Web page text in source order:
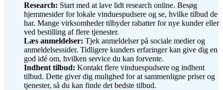
Research: Start med at lave lidt research online. Besøg
hjemmesider for lokale vinduespudsere og se, hvilke tilbud de
har. Mange virksomheder tilbyder rabatter for nye kunder eller
ved bestilling af flere tjenester.
Læs anmeldelser: Tjek anmeldelser på sociale medier og
anmeldelsessider. Tidligere kunders erfaringer kan give dig en
god idé om, hvilken service du kan forvente.
Indhent tilbud: Kontakt flere vinduespudsere og indhent
tilbud. Dette giver dig mulighed for at sammenligne priser og
tjenester, så du kan finde det bedste tilbud.